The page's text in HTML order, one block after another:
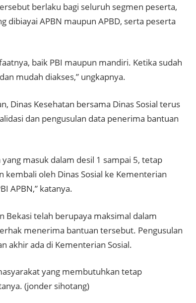
berlaku bagi seluruh segmen peserta,
dibiayai APBN maupun APBD, serta peserta
baik PBI maupun mandiri. Ketika sudah
mudah diakses,” ungkapnya.
Dinas Kesehatan bersama Dinas Sosial terus
dan pengusulan data penerima bantuan
masuk dalam desil 1 sampai 5, tetap
oleh Dinas Sosial ke Kementerian
APBN,” katanya.
Bekasi telah berupaya maksimal dalam
menerima bantuan tersebut. Pengusulan
akhir ada di Kementerian Sosial.
yang membutuhkan tetap
(jonder sihotang)